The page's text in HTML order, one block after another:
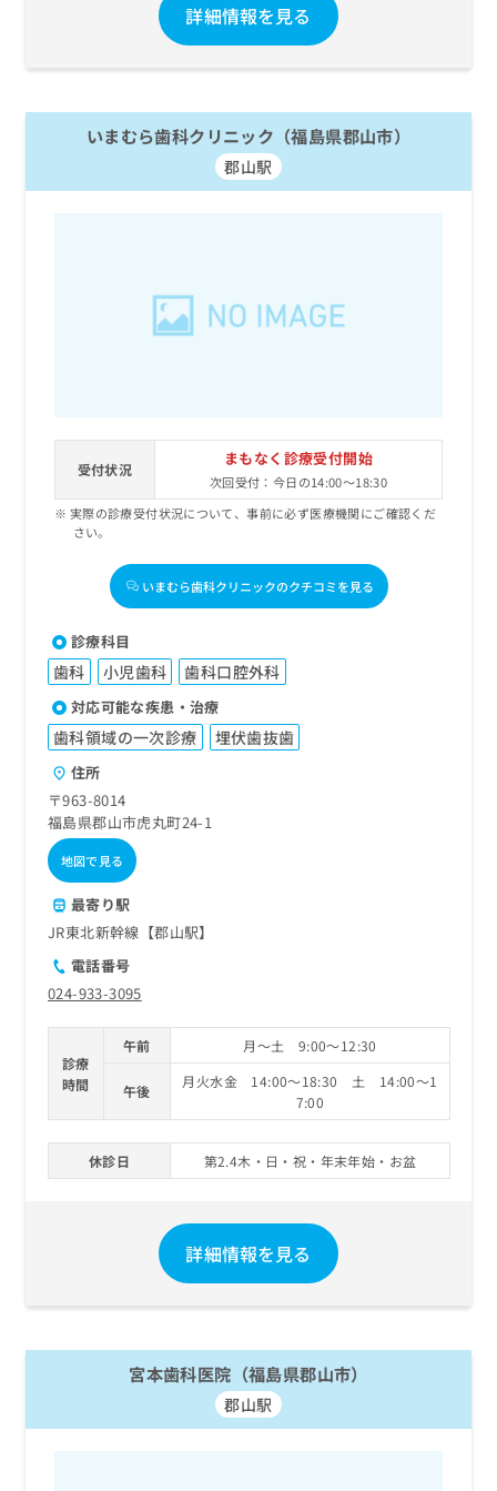
詳細情報を見る
いまむら歯科クリニック（福島県郡山市）
郡山駅
受付状況
まもなく診療受付開始
次回受付：今日の14:00～18:30
実際の診療受付状況について、事前に必ず医療機関にご確認くだ
さい。
いまむら歯科クリニックのクチコミを見る
診療科目
歯科 小児歯科 歯科口腔外科
対応可能な疾患・治療
歯科領域の一次診療 埋伏歯抜歯
住所
〒963-8014
福島県郡山市虎丸町24-1
地図で見る
最寄り駅
JR東北新幹線【郡山駅】
電話番号
024-933-3095
診療
時間
午前 月～土 9:00～12:30
午後
月火水金 14:00～18:30 土 14:00～1
7:00
休診日 第2.4木・日・祝・年末年始・お盆
詳細情報を見る
宮本歯科医院（福島県郡山市）
郡山駅